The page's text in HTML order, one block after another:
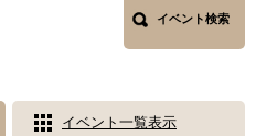
イベント検索
イベント一覧表示